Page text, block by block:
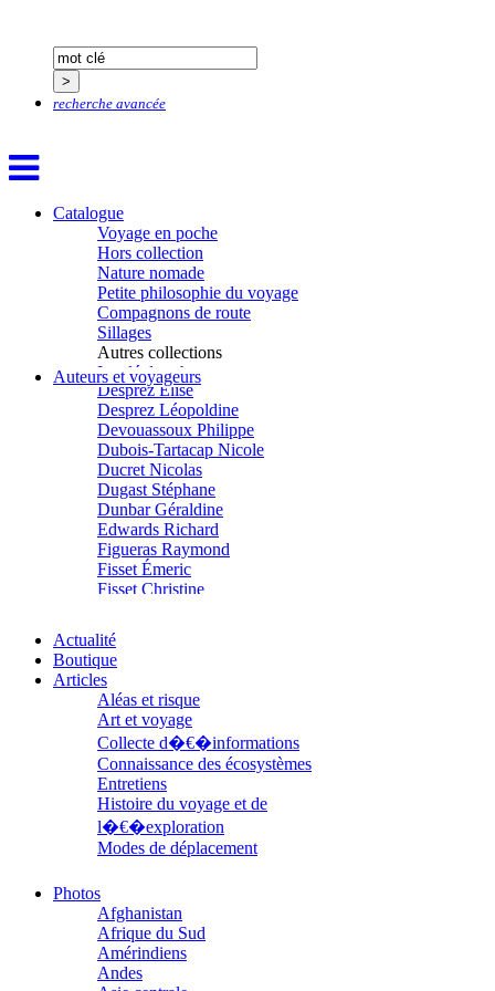
recherche avancée
Catalogue
Voyage en poche
Hors collection
Nature nomade
Petite philosophie du voyage
Compagnons de route
Sillages
Autres collections
La clé des champs
Chemins d’étoiles
Visions
Auteurs et voyageurs
Conesa Gabriel
Corazza Pascal
Cousergue Arnaud
Debove Florence
Dectot de Christen Antoine
Dedet Christian
Degoul Franck
Delaunay Matthieu
Deledicque Sébastien
Delloye Bernard
Delloye Mélanie
Descave Nicolas
Desprez Élise
Desprez Léopoldine
Devouassoux Philippe
Dubois-Tartacap Nicole
Ducret Nicolas
Dugast Stéphane
Dunbar Géraldine
Edwards Richard
Figueras Raymond
Fisset Émeric
Fisset Christine
Fontaine Benoît
Foucard Marie
Fradin Patrick
Fraisse Thomas
François Valérie
Fuligni Bruno
Gana Frédéric
Garcia Antoine
Garde François
Gaullier Tanneguy
Gauthier Yves
Gemme Pierre
Georis Stéphane
Gilbert Frédéric
Giry Julien
Goisque Thomas
Grange Florent
Gras Cédric
Actualité
Boutique
Articles
Aléas et risque
Art et voyage
Collecte d�€�informations
Connaissance des écosystèmes
Entretiens
Histoire du voyage et de
l�€�exploration
Modes de déplacement
Parcours choisis
Patrimoine
Petite ethnographie
Portraits
Questions de survie
Réflexions
Photos
Afghanistan
Afrique du Sud
Amérindiens
Andes